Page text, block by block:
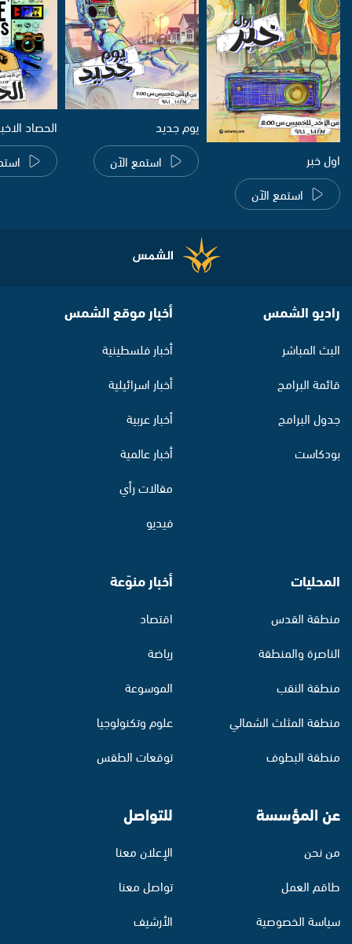
اول خبر
استمع الآن
يوم جديد
استمع الآن
الحصاد
راديو الشمس
البث المباشر
قائمة البرامج
جدول البرامج
بودكاست
أخبار موقع الشمس
أخبار فلسطينية
أخبار اسرائيلية
أخبار عربية
أخبار عالمية
مقالات رأي
فيديو
المحليات
منطقة القدس
الناصرة والمنطقة
منطقة النقب
منطقة المثلث الشمالي
منطقة البطوف
أخبار منوّعة
اقتصاد
رياضة
الموسوعة
علوم وتكنولوجيا
توقعات الطقس
عن المؤسسة
من نحن
طاقم العمل
سياسة الخصوصية
للتواصل
الإعلان معنا
تواصل معنا
الأرشيف